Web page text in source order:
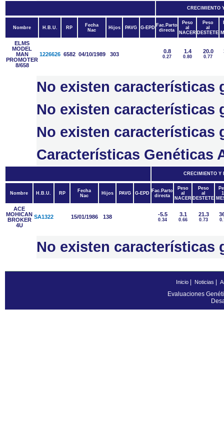
CRECIMIENTO
Nombre H.B.U. RP
Fecha
Nac
Hijos PAVG G-EPD Fac.Parto
directa
Peso
al
NACER
Peso
al
DESTETE
ELMS
MODEL
MAN
PROMOTER
8/658
1226626 6582 04/10/1989 303 0.8
0.27
1.4
0.80
20.0
0.77
No existen características
No existen características
No existen características
Características Genéticas
CRECIMIENTO Y
Nombre H.B.U. RP
Fecha
Nac
Hijos PAVG G-EPD
Fac.Parto
directa
Peso
al
NACER
Peso
al
DESTETE
ACE
MOHICAN
BROKER
4U
SA1322 15/01/1986 138 -5.5
0.34
3.1
0.66
21.3
0.73
No existen características
Inicio| Noticias
Evaluaciones